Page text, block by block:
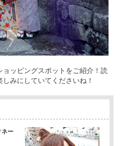
ッピングスポットをご紹介！読
みにしていてくださいね！
ー